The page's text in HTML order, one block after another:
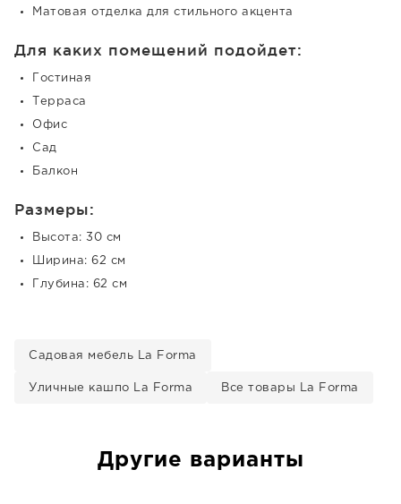
Матовая отделка для стильного акцента
Для каких помещений подойдет:
Гостиная
Терраса
Офис
Сад
Балкон
Размеры:
Высота: 30 см
Ширина: 62 см
Глубина: 62 см
Садовая мебель La Forma
Уличные кашпо La Forma Все товары La Forma
Другие варианты